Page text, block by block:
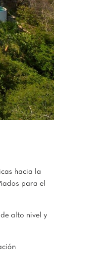
hacia la
para el
alto nivel y